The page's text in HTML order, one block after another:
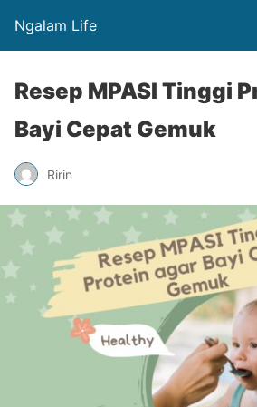
Ngalam Life
Resep MPASI Tinggi
Bayi Cepat Gemuk
Ririn